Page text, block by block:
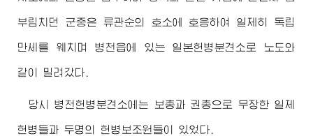
부림치던 군중은 류관순의 호소에 호응하여 일제히 독립
만세를 웨치며 병천읍에 있는 일본헌병분견소로 노도와
같이 밀려갔다.
당시 병천헌병분견소에는 보총과 권총으로 무장한 일제
헌병들과 두명의 헌병보조원들이 있었다.